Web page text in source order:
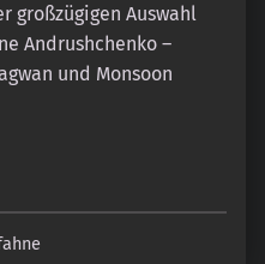
großzügigen Auswahl
Andrushchenko –
und Monsoon